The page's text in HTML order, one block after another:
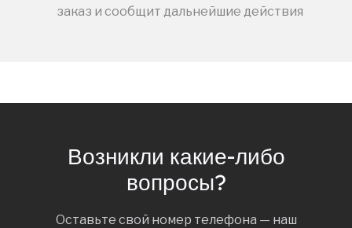
заказ и сообщит дальнейшие действия
Возникли какие-либо
вопросы?
Оставьте свой номер телефона — наш